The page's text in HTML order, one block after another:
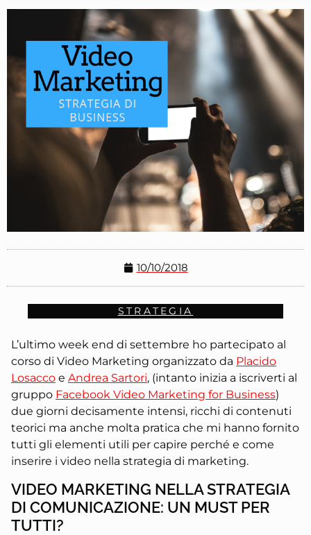
10/10/2018
STRATEGIA
L’ultimo week end di settembre ho partecipato al
corso di Video Marketing organizzato da Placido
Losacco e Andrea Sartori, (intanto inizia a iscriverti al
gruppo Facebook Video Marketing for Business)
due giorni decisamente intensi, ricchi di contenuti
teorici ma anche molta pratica che mi hanno fornito
tutti gli elementi utili per capire perché e come
inserire i video nella strategia di marketing.
VIDEO MARKETING NELLA STRATEGIA
DI COMUNICAZIONE: UN MUST PER
TUTTI?